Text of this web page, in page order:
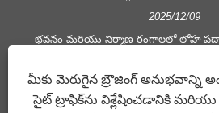
మీకు మెరుగైన బ్రౌజింగ్ అనుభవాన్ని
సైట్ ట్రాఫిక్‌ను విశ్లేషించడానికి మరియు
2025/12/09
భవనం మరియు నిర్మాణ రంగాలలో లోహ
కీలకంగా పెరుగుతోంది. సాంకేతిక
కస్టమర్ల అంచనాలు కంపెనీలను మరింత
మరియు నాణ్యత డిమాండ్‌లను
సాంప్రదాయిక చేతి ప్రాసెసింగ్ పద్ధతులు